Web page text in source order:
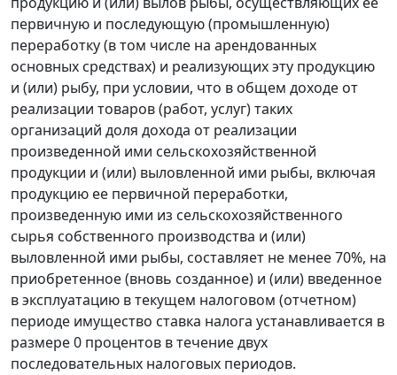
первичную и последующую (промышленную)
переработку (в том числе на арендованных
основных средствах) и реализующих эту продукцию
и (или) рыбу, при условии, что в общем доходе от
реализации товаров (работ, услуг) таких
организаций доля дохода от реализации
произведенной ими сельскохозяйственной
продукции и (или) выловленной ими рыбы, включая
продукцию ее первичной переработки,
произведенную ими из сельскохозяйственного
сырья собственного производства и (или)
выловленной ими рыбы, составляет не менее 70%, на
приобретенное (вновь созданное) и (или) введенное
в эксплуатацию в текущем налоговом (отчетном)
периоде имущество ставка налога устанавливается в
размере 0 процентов в течение двух
последовательных налоговых периодов.